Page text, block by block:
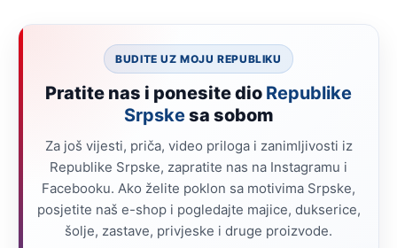
BUDITE UZ MOJU REPUBLIKU
Pratite nas i ponesite dio Republike
Srpskesa sobom
Za još vijesti, priča, video priloga i zanimljivosti iz
Republike Srpske, zapratite nas na Instagramu i
Facebooku. Ako želite poklon sa motivima Srpske,
posjetite naš e-shop i pogledajte majice, dukserice,
šolje, zastave, privjeske i druge proizvode.